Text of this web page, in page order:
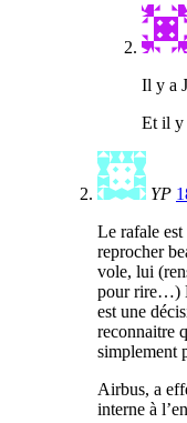
Il y a
Et il y
YP
Le rafale
reprocher
vole, lui
pour rire…)
est une
reconnaitre
simplement
Airbus, a
interne à